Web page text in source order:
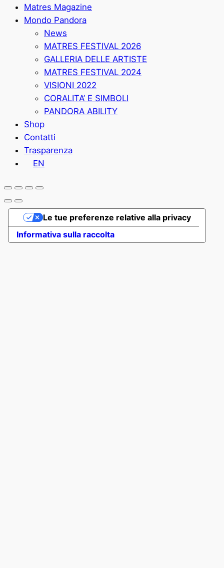
Matres Magazine
Mondo Pandora
News
MATRES FESTIVAL 2026
GALLERIA DELLE ARTISTE
MATRES FESTIVAL 2024
VISIONI 2022
CORALITA’ E SIMBOLI
PANDORA ABILITY
Shop
Contatti
Trasparenza
EN
Informativa sulla raccolta
Le tue preferenze relative alla privacy